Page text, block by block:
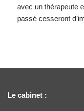
avec un thérapeute
passé cesseront
Le cabinet :